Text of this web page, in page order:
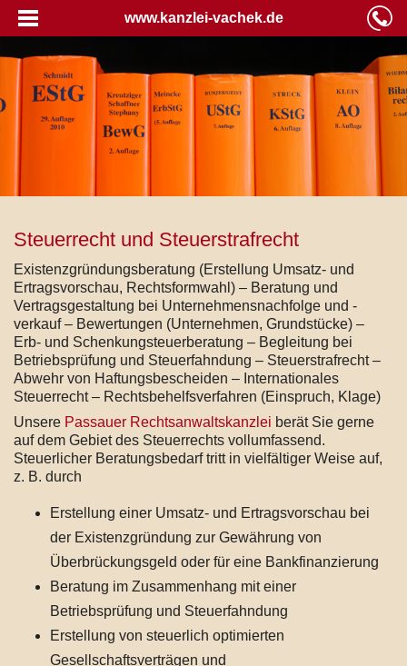
www.kanzlei-vachek.de
Steuerrecht und Steuerstrafrecht
Existenzgründungsberatung (Erstellung Umsatz- und
Ertragsvorschau, Rechtsformwahl) – Beratung und
Vertragsgestaltung bei Unternehmensnachfolge und -
verkauf – Bewertungen (Unternehmen, Grundstücke) –
Erb- und Schenkungsteuerberatung – Begleitung bei
Betriebsprüfung und Steuerfahndung – Steuerstrafrecht –
Abwehr von Haftungsbescheiden – Internationales
Steuerrecht – Rechtsbehelfsverfahren (Einspruch, Klage)
Unsere Passauer Rechtsanwaltskanzlei berät Sie gerne
auf dem Gebiet des Steuerrechts vollumfassend.
Steuerlicher Beratungsbedarf tritt in vielfältiger Weise auf,
z. B. durch
Erstellung einer Umsatz- und Ertragsvorschau bei
der Existenzgründung zur Gewährung von
Überbrückungsgeld oder für eine Bankfinanzierung
Beratung im Zusammenhang mit einer
Betriebsprüfung und Steuerfahndung
Erstellung von steuerlich optimierten
Gesellschaftsverträgen und